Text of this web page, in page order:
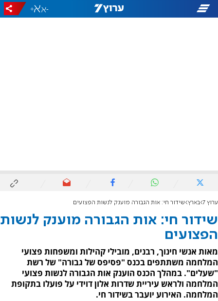
-
+
ערוץ 7 בארץ שידור חי: אות הגבורה מוענק לנשות הפצועים
שידור חי: אות הגבורה מוענק לנשות
הפצועים
מאות אנשי חינוך, רבנים, מובילי קהילות ומשפחות פצועי
המלחמה משתתפים בכנס "פסיפס של גבורה" של רשת
"שעלים". במהלך הכנס הוענק אות הגבורה לנשות פצועי
המלחמה ולראש עיריית שדרות אלון דוידי על פועלו בתקופת
המלחמה. האירוע יועבר בשידור חי.